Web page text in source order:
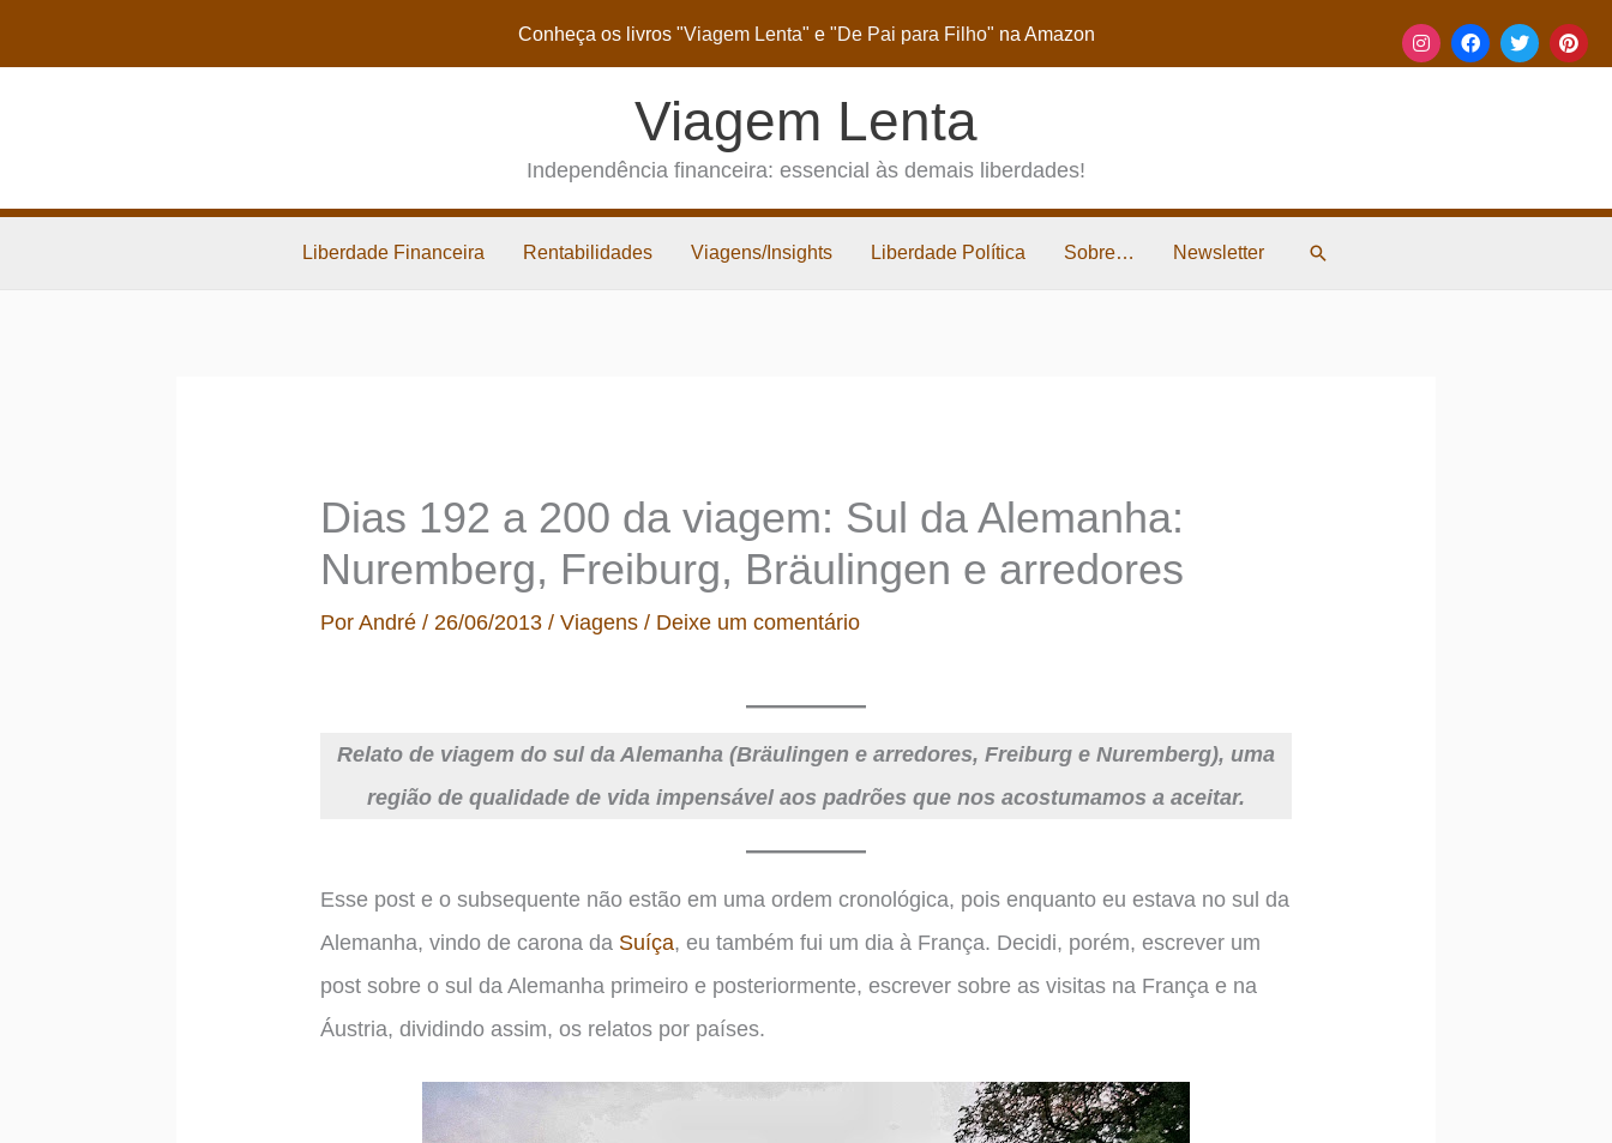
Conheça os livros "Viagem Lenta" e "De Pai para Filho" na Amazon
Viagem Lenta
Independência financeira: essencial às demais liberdades!
Liberdade Financeira Rentabilidades Viagens/Insights Liberdade Política Sobre… Newsletter Pesquisar
Dias 192 a 200 da viagem: Sul da Alemanha:
Nuremberg, Freiburg, Bräulingen e arredores
PorAndré/26/06/2013/Viagens / Deixe um comentário
Relato de viagem do sul da Alemanha (Bräulingen e arredores, Freiburg e Nuremberg), uma
região de qualidade de vida impensável aos padrões que nos acostumamos a aceitar.
Esse post e o subsequente não estão em uma ordem cronológica, pois enquanto eu estava no sul da
Alemanha, vindo de carona da Suíça, eu também fui um dia à França. Decidi, porém, escrever um
post sobre o sul da Alemanha primeiro e posteriormente, escrever sobre as visitas na França e na
Áustria, dividindo assim, os relatos por países.